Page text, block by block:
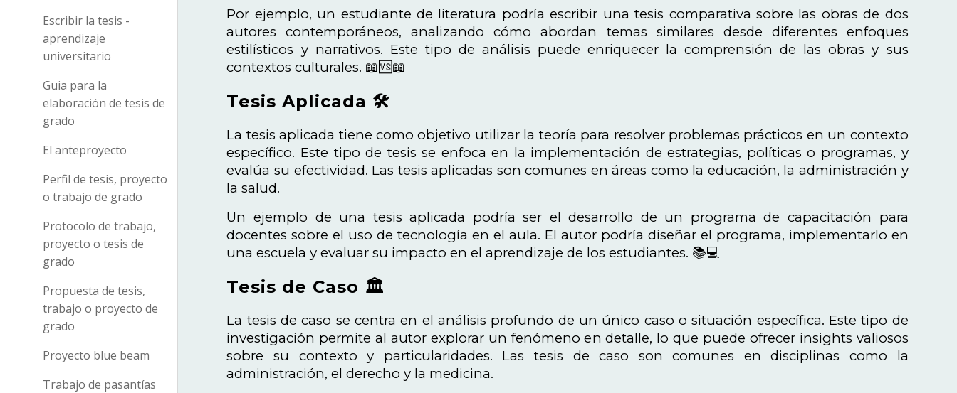
Escribir la tesis -
aprendizaje
universitario
Guia para la
elaboración de tesis de
grado
El anteproyecto
Perfil de tesis, proyecto
o trabajo de grado
Protocolo de trabajo,
proyecto o tesis de
grado
Propuesta de tesis,
trabajo o proyecto de
grado
Proyecto blue beam
Trabajo de pasantías
Por ejemplo, un estudiante de literatura podría escribir una tesis comparativa sobre las obras de dos
autores contemporáneos, analizando cómo abordan temas similares desde diferentes enfoques
estilísticos y narrativos. Este tipo de análisis puede enriquecer la comprensión de las obras y sus
contextos culturales. 📖🆚📖
Tesis Aplicada 🛠️
La tesis aplicada tiene como objetivo utilizar la teoría para resolver problemas prácticos en un contexto
específico. Este tipo de tesis se enfoca en la implementación de estrategias, políticas o programas, y
evalúa su efectividad. Las tesis aplicadas son comunes en áreas como la educación, la administración y
la salud.
Un ejemplo de una tesis aplicada podría ser el desarrollo de un programa de capacitación para
docentes sobre el uso de tecnología en el aula. El autor podría diseñar el programa, implementarlo en
una escuela y evaluar su impacto en el aprendizaje de los estudiantes. 📚💻
Tesis de Caso 🏛️
La tesis de caso se centra en el análisis profundo de un único caso o situación específica. Este tipo de
investigación permite al autor explorar un fenómeno en detalle, lo que puede ofrecer insights valiosos
sobre su contexto y particularidades. Las tesis de caso son comunes en disciplinas como la
administración, el derecho y la medicina.